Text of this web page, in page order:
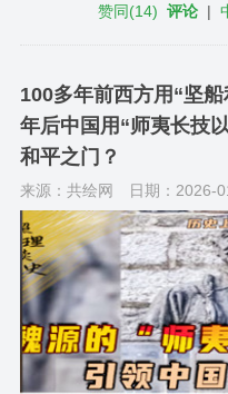
赞同(14) 评论 |
100多年前西方用“坚
年后中国用“师夷长技
和平之门？
来源：共绘网 日期：2026-